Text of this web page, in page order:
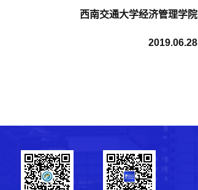
西南交通大学经济管理学院
2019.06.28